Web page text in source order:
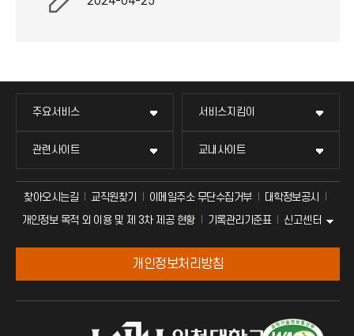
주요서비스 서비스지킴이
관련사이트 교내사이트
찾아오시는길 교직원찾기 이메일주소 무단수집거부
대학정보공시
개인정보 목적 외 이용 및 제 3차 제공 현황
기록관리기준표 신고센터
개인정보처리방침